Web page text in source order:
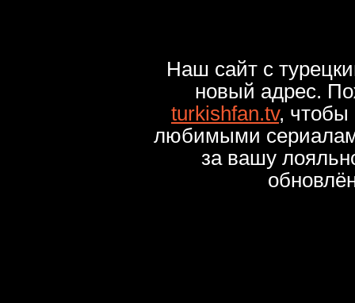
Наш сайт с
новый адрес.
turkishfan.tv, чтобы
любимыми
за вашу